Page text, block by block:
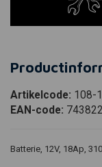
Artikelcode: 108-
EAN-code:
Batterie, 12V, 18Ap,